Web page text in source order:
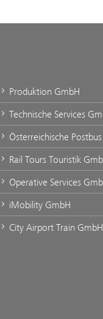
Produktion GmbH
Technische Services
Österreichische
Rail Tours Touristik
Operative Services
iMobility GmbH
City Airport Train GmbH